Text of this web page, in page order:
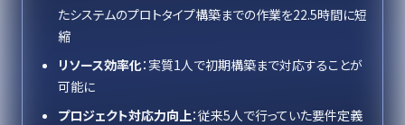
たシステムのプロトタイプ構築までの作業を22.5時間に短
縮
リソース効率化：実質1人で初期構築まで対応することが
可能に
プロジェクト対応力向上：従来5人で行っていた要件定義